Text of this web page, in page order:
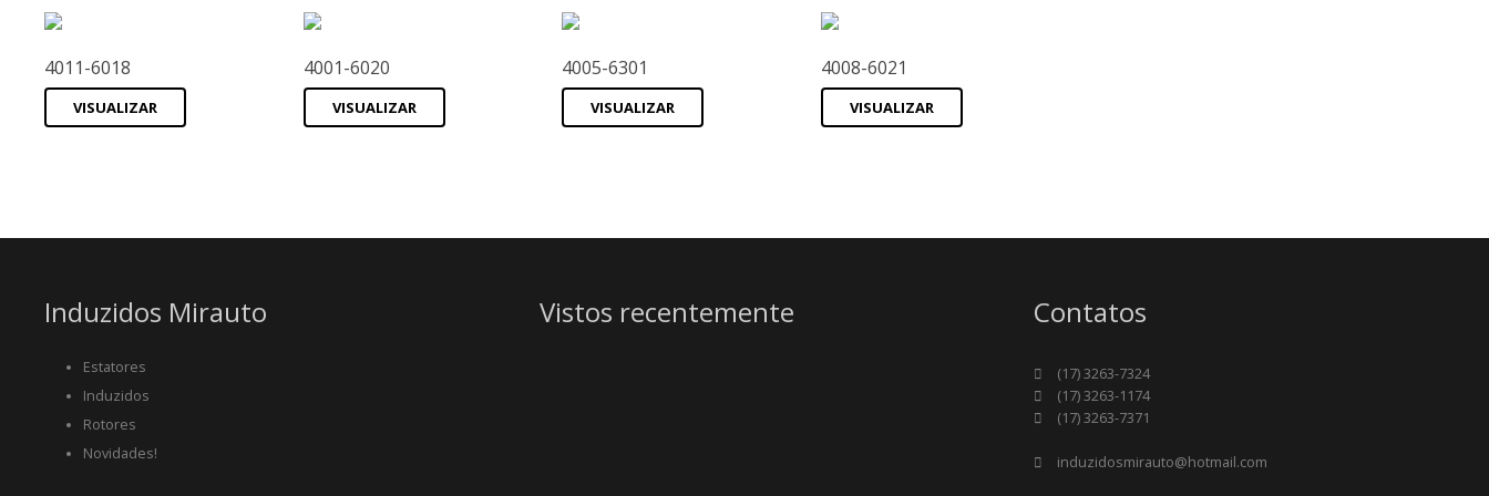
4011-6018
VISUALIZAR
4001-6020
VISUALIZAR
4005-6301
VISUALIZAR
4008-6021
VISUALIZAR
Induzidos Mirauto
Estatores
Induzidos
Rotores
Novidades!
Vistos recentemente Contatos
(17) 3263-7324
(17) 3263-1174
(17) 3263-7371
induzidosmirauto@hotmail.com